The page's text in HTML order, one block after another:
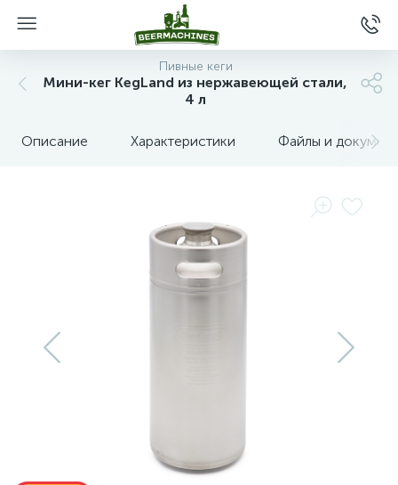
Пивные кеги
Мини-кег KegLand из нержавеющей стали,
4 л
Описание Характеристики Файлы и